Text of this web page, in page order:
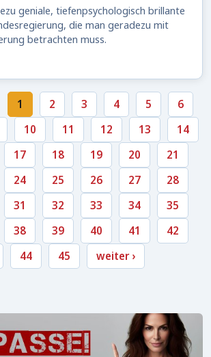
geniale, tiefenpsychologisch brillante
die man geradezu mit
betrachten muss.
1 2 3 4 5
6
10 11 12 13
14
17 18 19 20
21
24 25 26 27
28
31 32 33 34
35
38 39 40 41
42
44 45 weiter ›